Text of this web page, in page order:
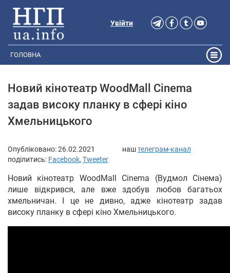
Увійти
ГОЛОВНА
Новий кінотеатр WoodMall Cinema
задав високу планку в сфері кіно
Хмельницького
Опубліковано:26.02.2021 наштелеграм-канал
поділитись: Facebook, Tweeter
Новий кінотеатр WoodMall Cinema (Вудмол Сінема)
лише відкрився, але вже здобув любов багатьох
хмельничан. І це не дивно, адже кінотеатр задав
високу планку в сфері кіно Хмельницького.